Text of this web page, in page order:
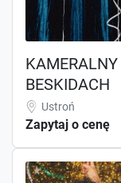
BESKIDACH
Ustroń
Zapytaj o cenę